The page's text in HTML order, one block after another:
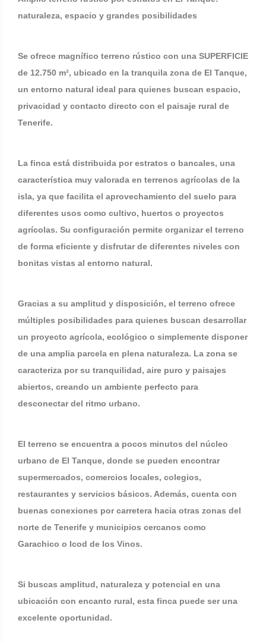
naturaleza, espacio y grandes posibilidades
Se ofrece magnífico terreno rústico con una SUPERFICIE
de 12.750 m², ubicado en la tranquila zona de El Tanque,
un entorno natural ideal para quienes buscan espacio,
privacidad y contacto directo con el paisaje rural de
Tenerife.
La finca está distribuida por estratos o bancales, una
característica muy valorada en terrenos agrícolas de la
isla, ya que facilita el aprovechamiento del suelo para
diferentes usos como cultivo, huertos o proyectos
agrícolas. Su configuración permite organizar el terreno
de forma eficiente y disfrutar de diferentes niveles con
bonitas vistas al entorno natural.
Gracias a su amplitud y disposición, el terreno ofrece
múltiples posibilidades para quienes buscan desarrollar
un proyecto agrícola, ecológico o simplemente disponer
de una amplia parcela en plena naturaleza. La zona se
caracteriza por su tranquilidad, aire puro y paisajes
abiertos, creando un ambiente perfecto para
desconectar del ritmo urbano.
El terreno se encuentra a pocos minutos del núcleo
urbano de El Tanque, donde se pueden encontrar
supermercados, comercios locales, colegios,
restaurantes y servicios básicos. Además, cuenta con
buenas conexiones por carretera hacia otras zonas del
norte de Tenerife y municipios cercanos como
Garachico o Icod de los Vinos.
Si buscas amplitud, naturaleza y potencial en una
ubicación con encanto rural, esta finca puede ser una
excelente oportunidad.